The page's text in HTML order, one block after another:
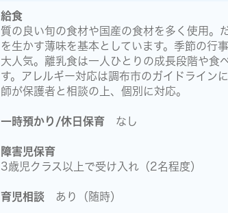
給食
質の良い旬の食材や国産の食材を多く使用。
を生かす薄味を基本としています。季節の行
大人気。離乳食は一人ひとりの成長段階や食
す。アレルギー対応は調布市のガイドライン
師が保護者と相談の上、個別に対応。
一時預かり/休日保育 なし
障害児保育
3歳児クラス以上で受け入れ（2名程度）
育児相談 あり（随時）